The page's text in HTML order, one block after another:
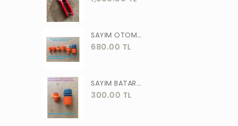
AKGÜN
MOTİP
STR
ERKUL
ÖZTUTAR
DEKOR
TUDOR
SAYIM OTOMATİK MUSLUK VE BATARYA BAGLANTI ADAPTÖRÜ 6 PARÇA SET
680.00 TL
SAYIM BATARYA BAĞLANTI ADAPTÖRÜ OTOMATİK BATARYA BAGLANTISI 2 Lİ
300.00 TL